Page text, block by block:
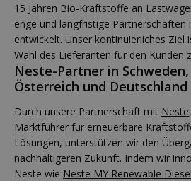
15 Jahren Bio-Kraftstoffe an
enge und langfristige Partnerschaften
entwickelt. Unser kontinuierliches Ziel
Wahl des Lieferanten für den Kunden
Neste-Partner in
Österreich und Deutschland
Durch unsere Partnerschaft mit Neste
Marktführer für erneuerbare
Lösungen, unterstützen wir den
nachhaltigeren Zukunft. Indem wir
Neste wie Neste MY Renewable Diesel